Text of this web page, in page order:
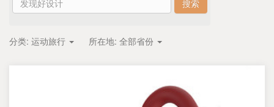
分类: 运动旅行 所在地: 全部省份